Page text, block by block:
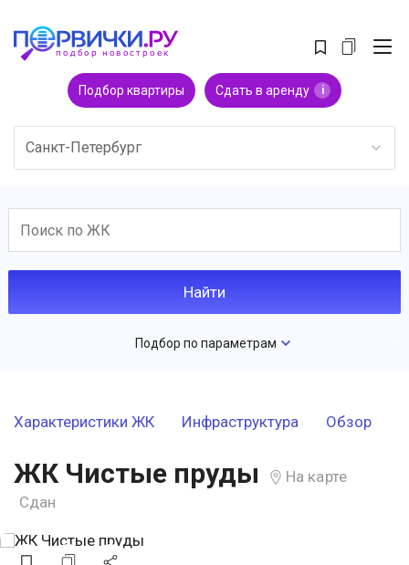
Подбор квартиры Сдать в аренду i
Санкт-Петербург
Подбор по параметрам
Характеристики ЖК Инфраструктура Обзор
ЖК Чистые пруды
На карте
Сдан